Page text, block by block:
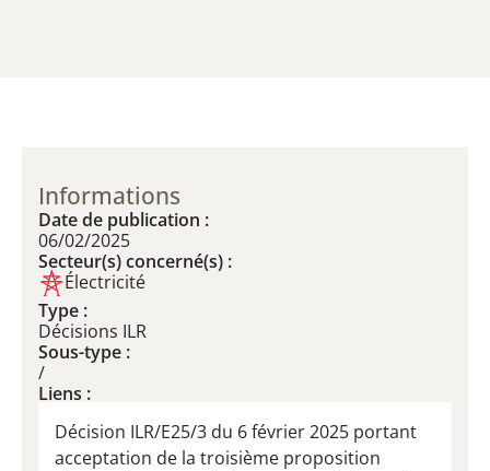
Informations
Date de publication :
06/02/2025
Secteur(s) concerné(s) :
Électricité
Type :
Décisions ILR
Sous-type :
/
Liens :
Décision ILR/E25/3 du 6 février 2025 portant
acceptation de la troisième proposition